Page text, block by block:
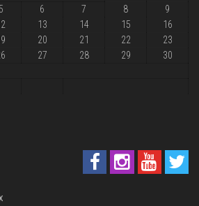
5 6 7 8
9
13 14 15
16
20 21 22
23
27 28 29
30